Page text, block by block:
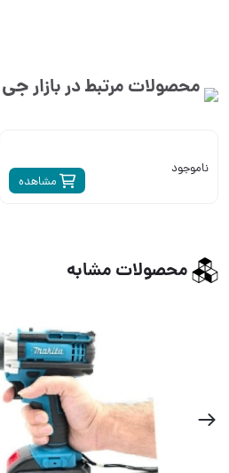
محصولات مرتبط در بازار
مشاهده
ناموجود
محصولات مشابه